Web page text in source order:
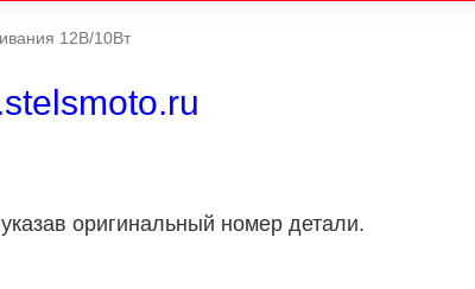
12В/10Вт
оригинальный номер детали.